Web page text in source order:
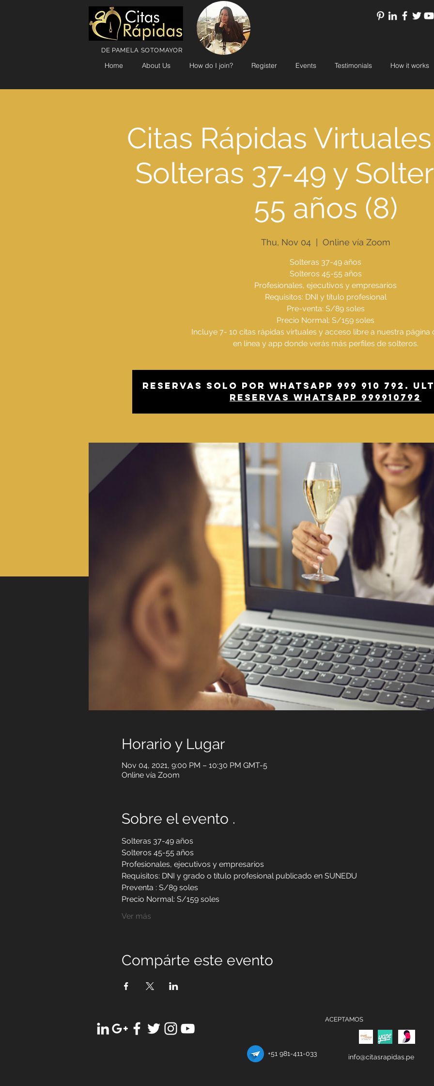
Home About Us How do I join? Register Events Testimonials How it works
DE PAMELA SOTOMAYOR
Citas Rápidas
Solteras 37-49 y
55 años (8)
Thu, Nov 04
  |
Online vía Zoom
Solteras 37-49 años
Solteros 45-55 años
Profesionales, ejecutivos y empresarios
Requisitos: DNI y título profesional
Pre-venta: S/89 soles
Precio Normal: S/159 soles
Incluye 7- 10 citas rápidas virtuales y acceso libre a nuestra página
en línea y app donde verás más perfiles de solteros.
Reservas solo por whatsapp 999 910 792.
Reservas whatsapp 999910792
Horario y Lugar
Nov 04, 2021, 9:00 PM – 10:30 PM GMT-5
Online vía Zoom
Sobre el evento .
Solteras 37-49 años
Solteros 45-55 años
Profesionales, ejecutivos y empresarios
Requisitos: DNI y grado o título profesional publicado en SUNEDU
Preventa : S/89 soles
Precio Normal: S/159 soles
Ver más
Compárte este evento
ACEPTAMOS
info@citasrapidas.pe
+51 981-411-033